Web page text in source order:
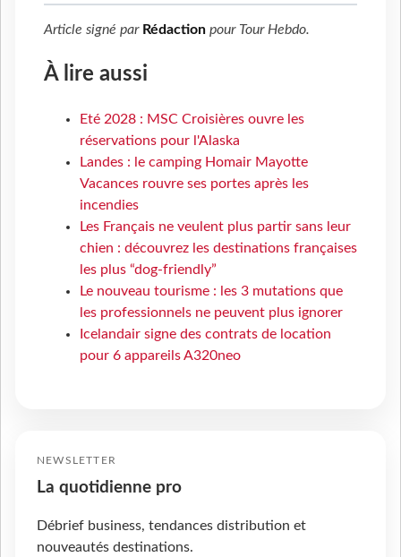
Article signé par Rédaction pour Tour Hebdo.
À lire aussi
Eté 2028 : MSC Croisières ouvre les
réservations pour l'Alaska
Landes : le camping Homair Mayotte
Vacances rouvre ses portes après les
incendies
Les Français ne veulent plus partir sans leur
chien : découvrez les destinations françaises
les plus “dog-friendly”
Le nouveau tourisme : les 3 mutations que
les professionnels ne peuvent plus ignorer
Icelandair signe des contrats de location
pour 6 appareils A320neo
NEWSLETTER
La quotidienne pro
Débrief business, tendances distribution et
nouveautés destinations.